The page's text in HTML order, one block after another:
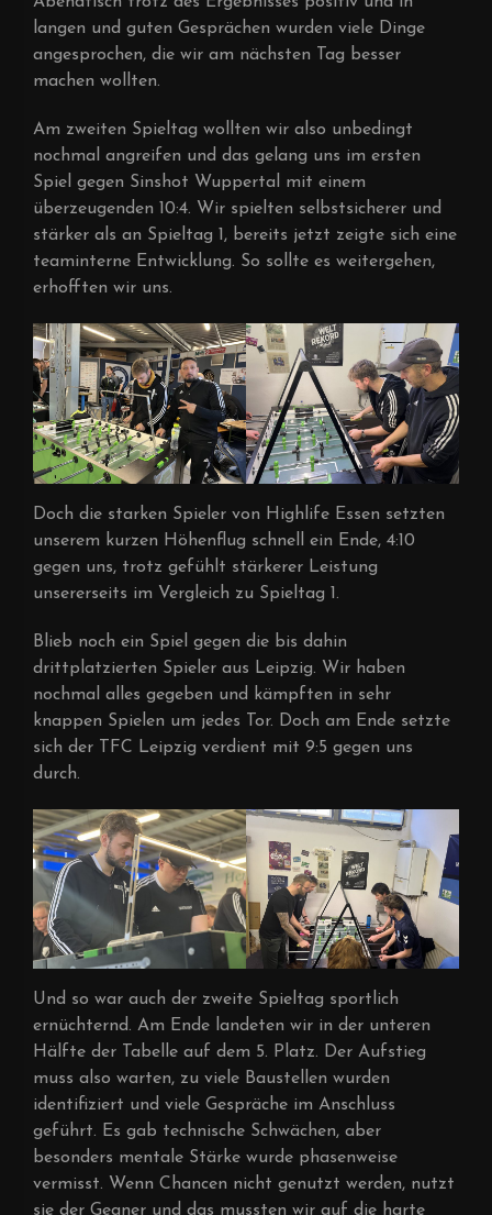
langen und guten Gesprächen wurden viele Dinge
angesprochen, die wir am nächsten Tag besser
machen wollten.
Am zweiten Spieltag wollten wir also unbedingt
nochmal angreifen und das gelang uns im ersten
Spiel gegen Sinshot Wuppertal mit einem
überzeugenden 10:4. Wir spielten selbstsicherer und
stärker als an Spieltag 1, bereits jetzt zeigte sich eine
teaminterne Entwicklung. So sollte es weitergehen,
erhofften wir uns.
Doch die starken Spieler von Highlife Essen setzten
unserem kurzen Höhenflug schnell ein Ende, 4:10
gegen uns, trotz gefühlt stärkerer Leistung
unsererseits im Vergleich zu Spieltag 1.
Blieb noch ein Spiel gegen die bis dahin
drittplatzierten Spieler aus Leipzig. Wir haben
nochmal alles gegeben und kämpften in sehr
knappen Spielen um jedes Tor. Doch am Ende setzte
sich der TFC Leipzig verdient mit 9:5 gegen uns
durch.
Und so war auch der zweite Spieltag sportlich
ernüchternd. Am Ende landeten wir in der unteren
Hälfte der Tabelle auf dem 5. Platz. Der Aufstieg
muss also warten, zu viele Baustellen wurden
identifiziert und viele Gespräche im Anschluss
geführt. Es gab technische Schwächen, aber
besonders mentale Stärke wurde phasenweise
vermisst. Wenn Chancen nicht genutzt werden, nutzt
sie der Gegner und das mussten wir auf die harte